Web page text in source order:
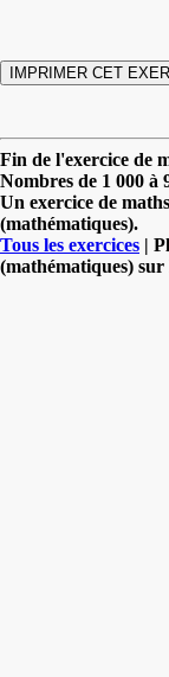
Fin de l'exercice de
Nombres de 1 000 à
Un exercice de
(mathématiques).
Tous les exercices |
(mathématiques) sur